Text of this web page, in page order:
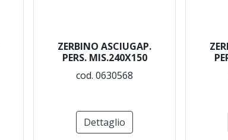
ZERBINO ASCIUGAP.
PERS. MIS.240X150
cod. 0630568
Dettaglio